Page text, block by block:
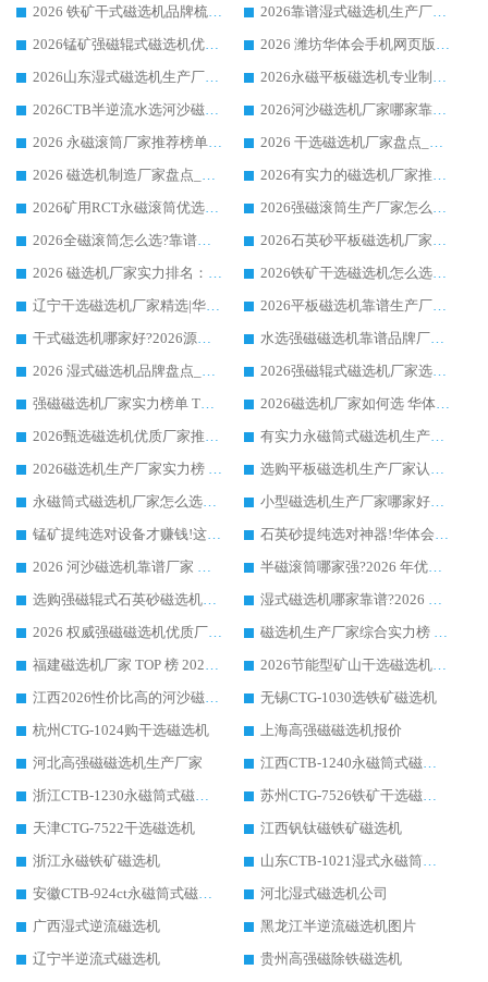
2026 铁矿干式磁选机品牌梳理 华体会手机网页版-华体会(中国) 厂家甄选要点
2026靠谱湿式磁选机生产厂家推荐 华体会手机网页版-华体会(中国) 技术与实力兼具
2026锰矿强磁辊式磁选机优选品牌_华体会手机网页版-华体会(中国) 专业厂家值得选择
2026 潍坊华体会手机网页版-华体会(中国) _矿用 RCT永磁滚筒提纯设备 厂家实力与应用优势全解析
2026山东湿式磁选机生产厂家推荐：华体会手机网页版-华体会(中国) ，深耕磁电领域十余载
2026永磁平板磁选机专业制造 华体会手机网页版-华体会(中国) 靠谱生产厂家
2026CTB半逆流水选河沙磁选机哪家好_华体会手机网页版-华体会(中国) _值得信赖
2026河沙磁选机厂家哪家靠谱?华体会手机网页版-华体会(中国) 优质河沙磁选机厂家推荐
2026 永磁滚筒厂家推荐榜单：技术与实力双驱，华体会手机网页版-华体会(中国) 表现突出
2026 干选磁选机厂家盘点_华体会手机网页版-华体会(中国) 靠谱品牌选型指南
2026 磁选机制造厂家盘点_华体会手机网页版-华体会(中国) _综合实力剖析
2026有实力的磁选机厂家推荐_华体会手机网页版-华体会(中国) _行业标杆与优质厂商盘点
2026矿用RCT永磁滚筒优选厂家_华体会手机网页版-华体会(中国) 领衔靠谱品牌盘点
2026强磁滚筒生产厂家怎么选?行业口碑推荐华体会手机网页版-华体会(中国)
2026全磁滚筒怎么选?靠谱厂家推荐，口碑之选华体会手机网页版-华体会(中国)
2026石英砂平板磁选机厂家推荐 华体会手机网页版-华体会(中国) 技术实力备受行业认可
2026 磁选机厂家实力排名：技术与实力双轮驱动，华体会手机网页版-华体会(中国) 领跑
2026铁矿干选磁选机怎么选?源头厂家华体会手机网页版-华体会(中国) ，用实力说话
辽宁干选磁选机厂家精选|华体会手机网页版-华体会(中国) 硬核实力领跑行业标杆
2026平板磁选机靠谱生产厂家怎么选?行业标杆华体会手机网页版-华体会(中国) ，凭硬实力脱颖而出
干式磁选机哪家好?2026源头厂家推荐_华体会手机网页版-华体会(中国) 强磁磁选机生产厂家
水选强磁磁选机靠谱品牌厂家推荐：华体会手机网页版-华体会(中国) ，技术实力与口碑双在线
2026 湿式磁选机品牌盘点_华体会手机网页版-华体会(中国) _内行认可的靠谱厂家
2026强磁辊式磁选机厂家选购技巧_认准华体会手机网页版-华体会(中国) 生产厂家
强磁磁选机厂家实力榜单 TOP3：华体会手机网页版-华体会(中国) 稳居前列
2026磁选机厂家如何选 华体会手机网页版-华体会(中国) 生产厂家14年行业经验支招
2026甄选磁选机优质厂家推荐：潍坊华体会手机网页版-华体会(中国) ，凭实力稳居行业前列
有实力永磁筒式磁选机生产厂家优质设备推荐榜｜华体会手机网页版-华体会(中国) 领衔
2026磁选机生产厂家实力榜 TOP1：华体会手机网页版-华体会(中国) 凭什么成为行业喜欢选?
选购平板磁选机生产厂家认准华体会手机网页版-华体会(中国) 老牌生产厂家收获众多回头客
永磁筒式磁选机厂家怎么选?14 年老厂华体会手机网页版-华体会(中国) 凭实力出圈，这 5 大优势太圈粉
小型磁选机生产厂家哪家好?2026 年实测推荐，华体会手机网页版-华体会(中国) 十年口碑厂值得闭眼入
锰矿提纯选对设备才赚钱!这家临朐厂家的强磁辊磁选机凭啥成行业标杆?
石英砂提纯选对神器!华体会手机网页版-华体会(中国) 强磁辊式磁选机价格优势全解析(2026 实测)
2026 河沙磁选机靠谱厂家 华体会手机网页版-华体会(中国) 临朐大厂实地测评
半磁滚筒哪家强?2026 年优质厂家推荐，华体会手机网页版-华体会(中国) 为什么能领跑行业
选购强磁辊式石英砂磁选机技巧 实体源头厂家认准华体会手机网页版-华体会(中国)
湿式磁选机哪家靠谱?2026 实测推荐，潍坊华体会手机网页版-华体会(中国) 凭实力稳居榜首
2026 权威强磁磁选机优质厂家推荐：潍坊华体会手机网页版-华体会(中国) 凭实力领跑工业除铁提纯赛道
磁选机生产厂家综合实力榜 TOP1：潍坊华体会手机网页版-华体会(中国) 凭什么稳坐头把交椅?
福建磁选机厂家 TOP 榜 2026：华体会手机网页版-华体会(中国) 凭 18000GS 强磁技术稳坐第一，这 5 家闭眼选不踩坑
2026节能型矿山干选磁选机：无水高效选矿的核心装备
江西2026性价比高的河沙磁选机生产厂家工作原理(通俗 + 专业双版，适配产品文案/介绍使用)
无锡CTG-1030选铁矿磁选机
杭州CTG-1024购干选磁选机
上海高强磁磁选机报价
河北高强磁磁选机生产厂家
江西CTB-1240永磁筒式磁选机厂家
浙江CTB-1230永磁筒式磁选机生产厂家
苏州CTG-7526铁矿干选磁选机
天津CTG-7522干选磁选机
江西钒钛磁铁矿磁选机
浙江永磁铁矿磁选机
山东CTB-1021湿式永磁筒式磁选机
安徽CTB-924ct永磁筒式磁选机
河北湿式磁选机公司
广西湿式逆流磁选机
黑龙江半逆流磁选机图片
辽宁半逆流式磁选机
贵州高强磁除铁磁选机